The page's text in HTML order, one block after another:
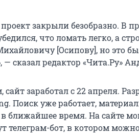
закрыли безобразно. В
что ломать легко, а
[Осипову], но это
сказал редактор «Чита.Ру»
сайт заработал с 22 апреля.
Поиск уже работает,
ближайшее время. На сайте
телеграм-бот, в котором